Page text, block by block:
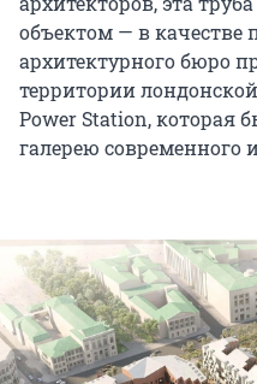
объектом — в качестве
архитектурного бюро
территории
Power Station, которая
галерею современного